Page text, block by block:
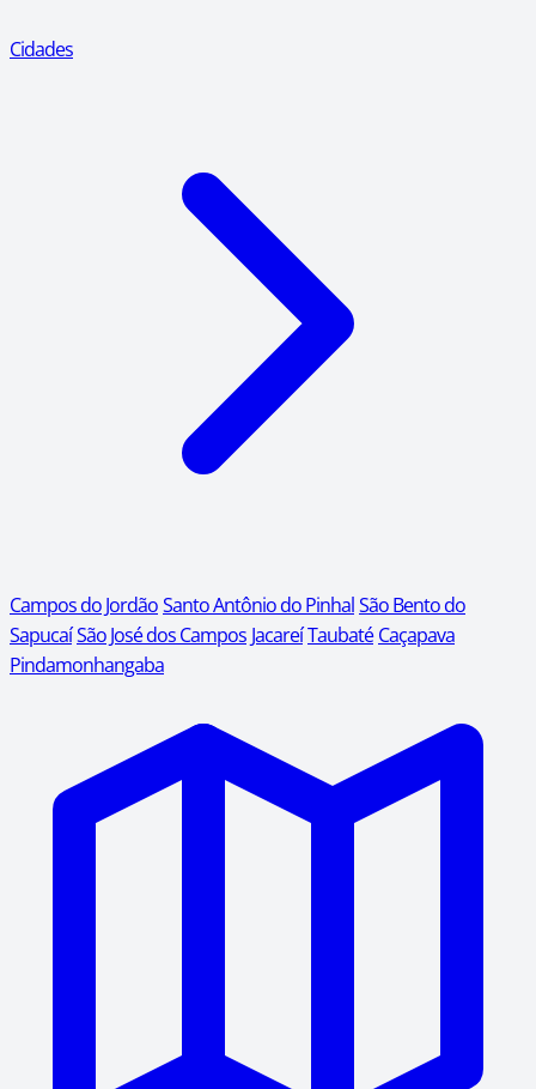
Cidades
Campos do JordãoSanto Antônio do PinhalSão Bento do
SapucaíSão José dos Campos JacareíTaubaté Caçapava
Pindamonhangaba